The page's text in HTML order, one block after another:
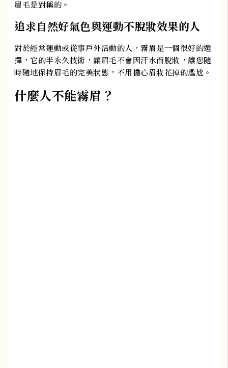
眉毛是對稱的。
追求自然好氣色與運動不脫妝效果的人
對於經常運動或從事戶外活動的人，霧眉是一個很好的選
擇，它的半永久技術，讓眉毛不會因汗水而脫妝，讓您隨
時隨地保持眉毛的完美狀態，不用擔心眉妝花掉的尷尬。
什麼人不能霧眉？